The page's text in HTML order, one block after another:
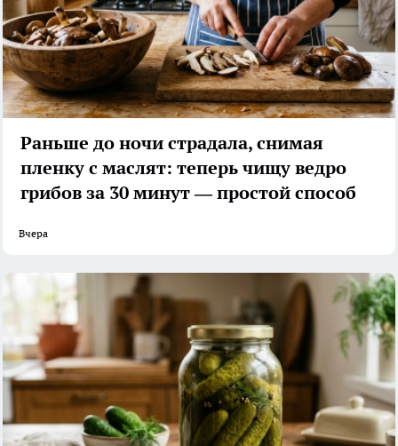
Раньше до ночи страдала, снимая
пленку с маслят: теперь чищу ведро
грибов за 30 минут — простой способ
Вчера